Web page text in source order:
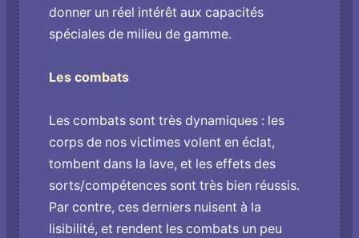
donner un réel intérêt aux capacités
spéciales de milieu de gamme.
Les combats
Les combats sont très dynamiques : les
corps de nos victimes volent en éclat,
tombent dans la lave, et les effets des
sorts/compétences sont très bien réussis.
Par contre, ces derniers nuisent à la
lisibilité, et rendent les combats un peu